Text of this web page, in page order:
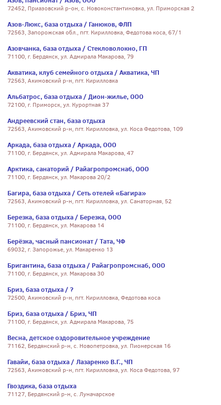
72452, Приазовский р-он, с. Новоконстантиновка, ул. Приморская 2
Азов-Люкс, база отдыха / Ганюков, ФЛП
72563, Запорожская обл., пгт. Кирилловка, Федотова коса, 67/1
Азовчанка, база отдыха / Стекловолокно, ГП
71100, г. Бердянск, ул. Адмирала Макарова, 79
Акватика, клуб семейного отдыха / Акватика, ЧП
72563, Акимовский р-н, пгт. Кирилловка
Альбатрос, база отдыха / Дион-жилье, ООО
72100, г. Приморск, ул. Курортная 37
Андреевский стан, база отдыха
72563, Акимовский р-н, пгт. Кирилловка, ул. Коса Федотова, 109
Аркада, база отдыха / Аркада, ООО
71100, г. Бердянск, ул. Адмирала Макарова, 47
Арктика, санаторий / Райагропромснаб, ООО
71100, г. Бердянск, ул. Макарова 20/2
Багира, база отдыха / Сеть отелей «Багира»
72563, Акимовский р-н, пгт. Кирилловка, ул. Санаторная, 52
Березка, база отдыха / Березка, ООО
71100, г. Бердянск, ул. Макарова 14
Берёзка, часный пансионат / Тата, ЧФ
69032, г. Запорожье, ул. Макаренко 13
Бригантина, база отдыха / Райагропромснаб, ООО
71100, г. Бердянск, ул. Макарова 30
Бриз, база отдыха / ?
72500, Акимовский р-н, пгт. Кирилловка, Федотова коса
Бриз, база отдыха / Бриз, ЧП
71100, г. Бердянск, ул. Адмирала Макарова, 75
Весна, детское оздоровительное учреждение
71162, Бердянский р-н, с. Новопетровка, ул. Пионерская 16
Гавайи, база отдыха / Лазаренко В.Г., ЧП
72563, Акимовский р-н, пгт. Кирилловка, ул. Коса Федотова, 97
Гвоздика, база отдыха
71127, Бердянский р-н, с. Луначарское